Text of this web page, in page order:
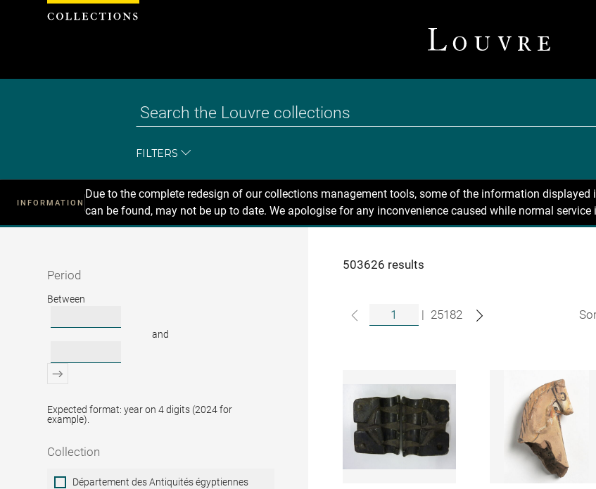
FILTERS
INFORMATION
Due to the complete redesign of our collections management tools, some of the information
can be found, may not be up to date. We apologise for any inconvenience caused while normal service
Recherche
Period
Period
Between
and
Expected format: year on 4 digits (2024 for
example).
Collection
Collection
Département des Antiquités égyptiennes
503626 results
| 25182
Cookies management panel